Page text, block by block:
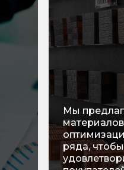
Мы очень
клиентов,
каждую